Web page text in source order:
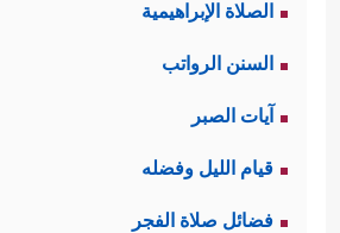
الصلاة الإبراهيمية
السنن الرواتب
آيات الصبر
قيام الليل وفضله
فضائل صلاة الفجر